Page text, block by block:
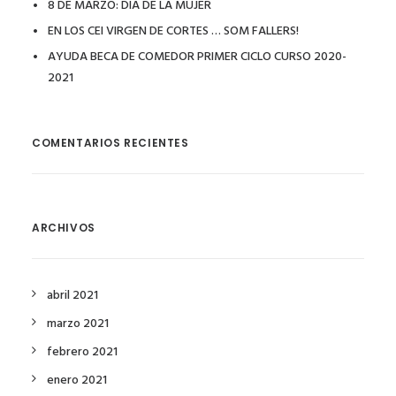
8 DE MARZO: DÍA DE LA MUJER
EN LOS CEI VIRGEN DE CORTES … SOM FALLERS!
AYUDA BECA DE COMEDOR PRIMER CICLO CURSO 2020-
2021
COMENTARIOS RECIENTES
ARCHIVOS
abril 2021
marzo 2021
febrero 2021
enero 2021